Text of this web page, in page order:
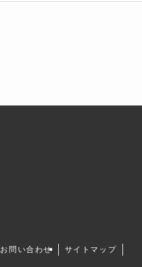
お問い合わせ サイトマップ